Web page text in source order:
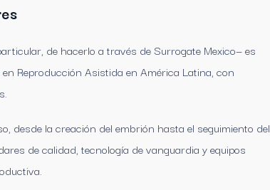
de hacerlo a través de Surrogate Mexico— es
en Reproducción Asistida en América Latina, con
desde la creación del embrión hasta el seguimiento del
de calidad, tecnología de vanguardia y equipos